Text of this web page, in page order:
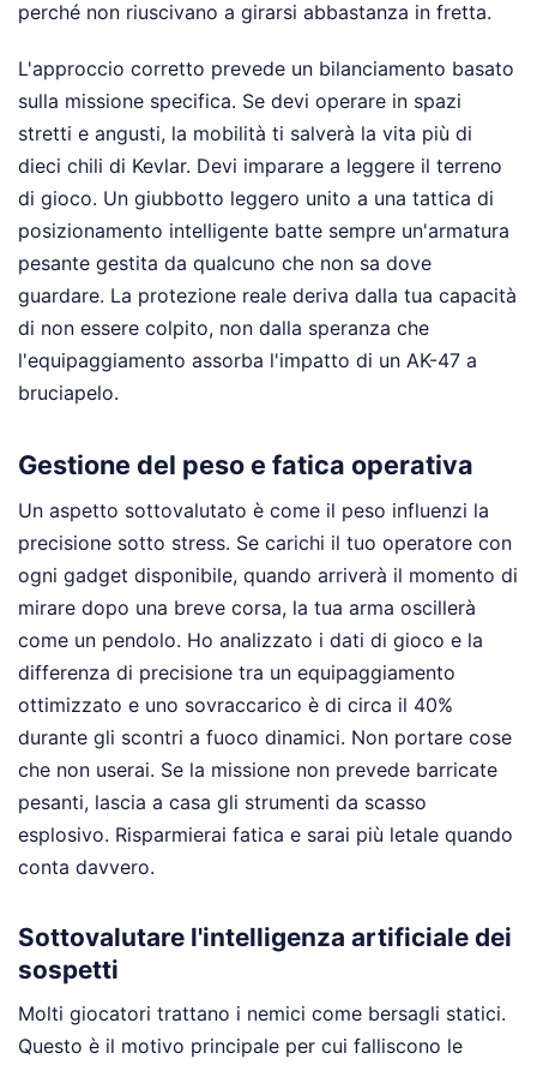
perché non riuscivano a girarsi abbastanza in fretta.
L'approccio corretto prevede un bilanciamento basato
sulla missione specifica. Se devi operare in spazi
stretti e angusti, la mobilità ti salverà la vita più di
dieci chili di Kevlar. Devi imparare a leggere il terreno
di gioco. Un giubbotto leggero unito a una tattica di
posizionamento intelligente batte sempre un'armatura
pesante gestita da qualcuno che non sa dove
guardare. La protezione reale deriva dalla tua capacità
di non essere colpito, non dalla speranza che
l'equipaggiamento assorba l'impatto di un AK-47 a
bruciapelo.
Gestione del peso e fatica operativa
Un aspetto sottovalutato è come il peso influenzi la
precisione sotto stress. Se carichi il tuo operatore con
ogni gadget disponibile, quando arriverà il momento di
mirare dopo una breve corsa, la tua arma oscillerà
come un pendolo. Ho analizzato i dati di gioco e la
differenza di precisione tra un equipaggiamento
ottimizzato e uno sovraccarico è di circa il 40%
durante gli scontri a fuoco dinamici. Non portare cose
che non userai. Se la missione non prevede barricate
pesanti, lascia a casa gli strumenti da scasso
esplosivo. Risparmierai fatica e sarai più letale quando
conta davvero.
Sottovalutare l'intelligenza artificiale dei
sospetti
Molti giocatori trattano i nemici come bersagli statici.
Questo è il motivo principale per cui falliscono le